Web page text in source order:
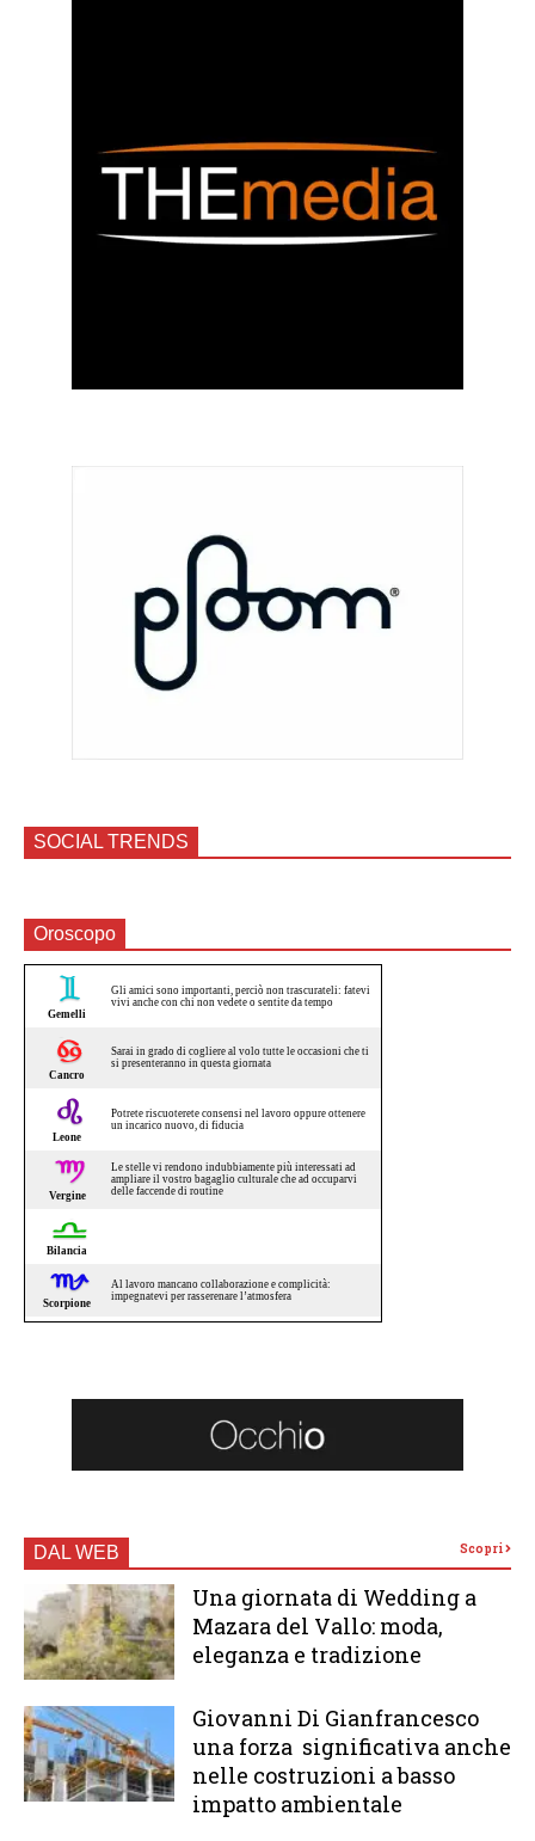
SOCIAL TRENDS
Oroscopo
DAL WEB Scopri
Una giornata di Wedding a
Mazara del Vallo: moda,
eleganza e tradizione
Giovanni Di Gianfrancesco
una forza significativa anche
nelle costruzioni a basso
impatto ambientale